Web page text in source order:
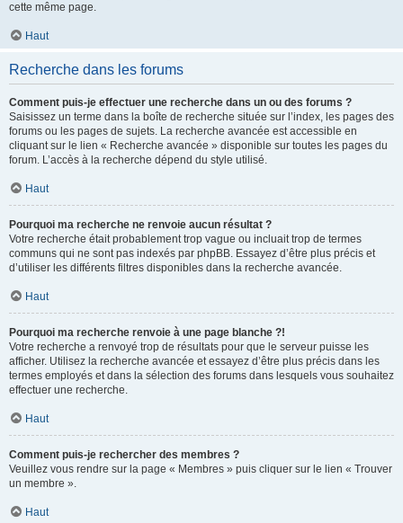
cette même page.
Haut
Recherche dans les forums
Comment puis-je effectuer une recherche dans un ou des forums ?
Saisissez un terme dans la boîte de recherche située sur l’index, les pages des
forums ou les pages de sujets. La recherche avancée est accessible en
cliquant sur le lien « Recherche avancée » disponible sur toutes les pages du
forum. L’accès à la recherche dépend du style utilisé.
Haut
Pourquoi ma recherche ne renvoie aucun résultat ?
Votre recherche était probablement trop vague ou incluait trop de termes
communs qui ne sont pas indexés par phpBB. Essayez d’être plus précis et
d’utiliser les différents filtres disponibles dans la recherche avancée.
Haut
Pourquoi ma recherche renvoie à une page blanche ?!
Votre recherche a renvoyé trop de résultats pour que le serveur puisse les
afficher. Utilisez la recherche avancée et essayez d’être plus précis dans les
termes employés et dans la sélection des forums dans lesquels vous souhaitez
effectuer une recherche.
Haut
Comment puis-je rechercher des membres ?
Veuillez vous rendre sur la page « Membres » puis cliquer sur le lien « Trouver
un membre ».
Haut